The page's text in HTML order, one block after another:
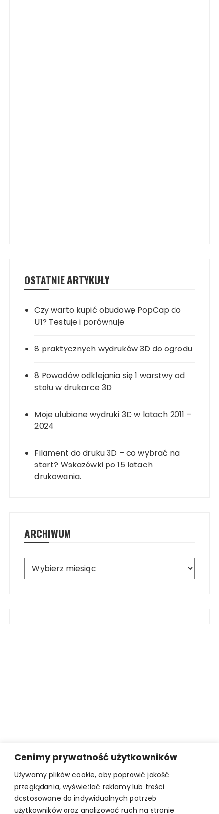
Cenimy prywatność użytkowników
Używamy plików cookie, aby poprawić jakość
przeglądania, wyświetlać reklamy lub treści
dostosowane do indywidualnych potrzeb
użytkowników oraz analizować ruch na stronie.
OSTATNIE ARTYKUŁY
Czy warto kupić obudowę PopCap do
U1? Testuje i porównuje
8 praktycznych wydruków 3D do ogrodu
8 Powodów odklejania się 1 warstwy od
stołu w drukarce 3D
Moje ulubione wydruki 3D w latach 2011 –
2024
Filament do druku 3D – co wybrać na
start? Wskazówki po 15 latach
drukowania.
ARCHIWUM
Archiwum